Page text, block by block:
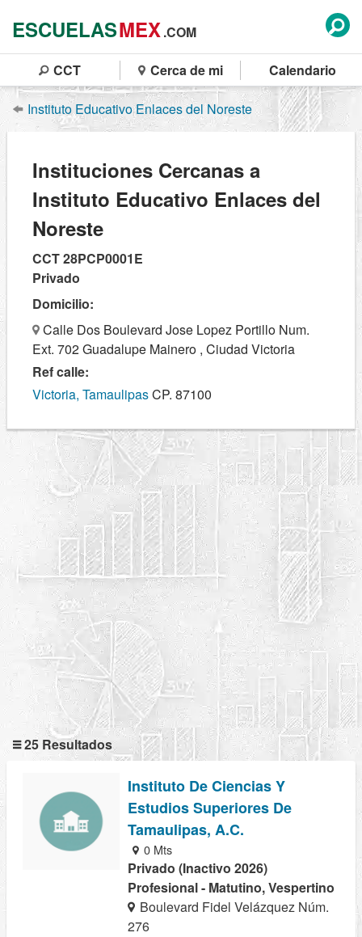
ESCUELASMEX.COM
CCT Cerca de mi Calendario
Instituto Educativo Enlaces del Noreste
Instituciones Cercanas a
Instituto Educativo Enlaces del
Noreste
CCT 28PCP0001E
Privado
Domicilio:
Calle Dos Boulevard Jose Lopez Portillo Num.
Ext. 702 Guadalupe Mainero , Ciudad Victoria
Ref calle:
Victoria, TamaulipasCP. 87100
25 Resultados
Instituto De Ciencias Y
Estudios Superiores De
Tamaulipas, A.C.
0 Mts
Privado (Inactivo 2026)
Profesional - Matutino, Vespertino
Boulevard Fidel Velázquez Núm.
276